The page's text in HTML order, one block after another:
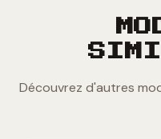
Découvrez d'autres